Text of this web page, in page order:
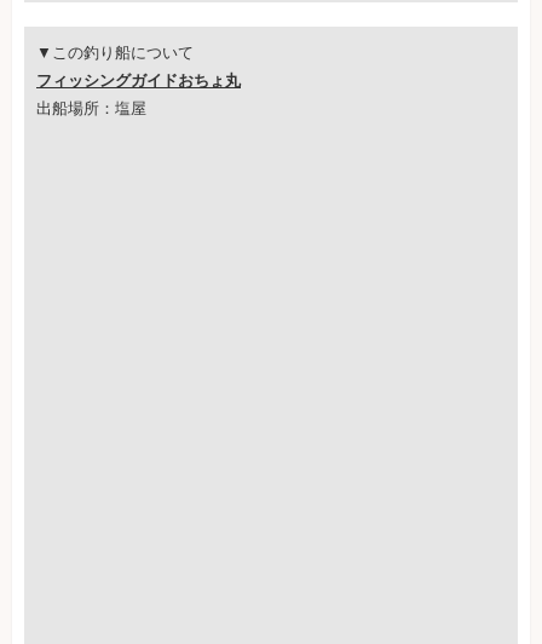
▼この釣り船について
フィッシングガイドおちょ丸
出船場所：塩屋